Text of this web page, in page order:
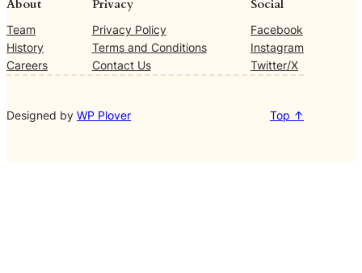
About
Team
History
Careers
Privacy
Privacy Policy
Terms and Conditions
Contact Us
Social
Facebook
Instagram
Twitter/X
Designed by WP Plover Top ↑